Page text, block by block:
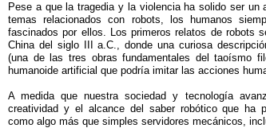
Pese a que la tragedia y la violencia ha solido ser un
temas relacionados con robots, los humanos
fascinados por ellos. Los primeros relatos de robots
China del siglo III a.C., donde una curiosa
(una de las tres obras fundamentales del taoísmo
humanoide artificial que podría imitar las acciones
A medida que nuestra sociedad y tecnología
creatividad y el alcance del saber robótico que ha
como algo más que simples servidores mecánicos,